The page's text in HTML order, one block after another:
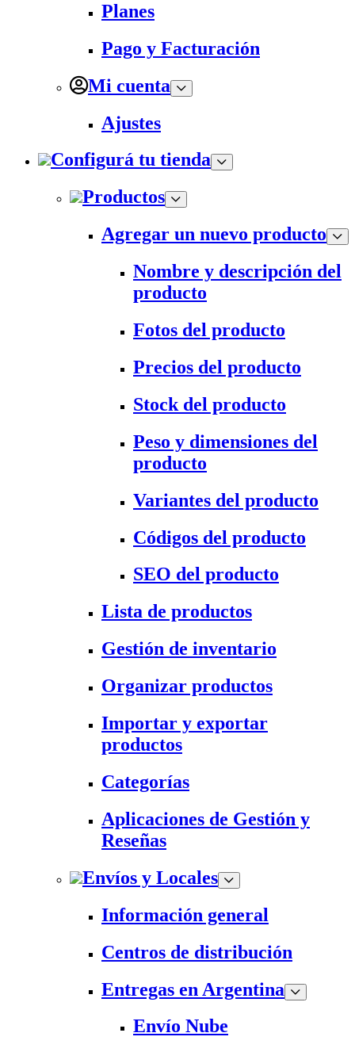
Planes
Pago y Facturación
Mi cuenta
Ajustes
Configurá tu tienda
Productos
Agregar un nuevo producto
Nombre y descripción del
producto
Fotos del producto
Precios del producto
Stock del producto
Peso y dimensiones del
producto
Variantes del producto
Códigos del producto
SEO del producto
Lista de productos
Gestión de inventario
Organizar productos
Importar y exportar
productos
Categorías
Aplicaciones de Gestión y
Reseñas
Envíos y Locales
Información general
Centros de distribución
Entregas en Argentina
Envío Nube